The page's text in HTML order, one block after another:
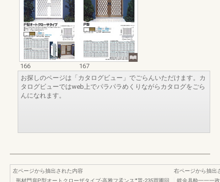
166
167
お探しのページは「カタログビュー」でごらんいただけます。カ
タログビューではweb上でパラパラめくりながらカタログをごら
んになれます。
左ページから抽出された内容
形材門扉P型オートクローザタイプ-高雅フ孟ンス'"貰-235買圃回
右ページから抽出
鍍金具酔一一一